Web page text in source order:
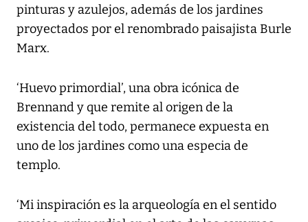
pinturas y azulejos, además de los jardines
proyectados por el renombrado paisajista Burle
Marx.
‘Huevo primordial’, una obra icónica de
Brennand y que remite al origen de la
existencia del todo, permanece expuesta en
uno de los jardines como una especia de
templo.
‘Mi inspiración es la arqueología en el sentido